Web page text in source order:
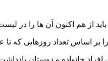
از هم اکنون آن ها را در
اساس تعداد روزهایی که تا
خانواده و دوستان